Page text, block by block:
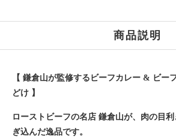
商品説明
【 鎌倉山が監修するビーフカレー & ビー
どけ 】
ローストビーフの名店 鎌倉山が、肉の目
ぎ込んだ逸品です。